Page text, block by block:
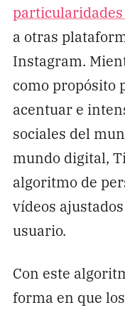
a otras
Instagram.
como propósito
acentuar e
sociales del
mundo digital,
algoritmo de
vídeos
usuario.
Con este
forma en que